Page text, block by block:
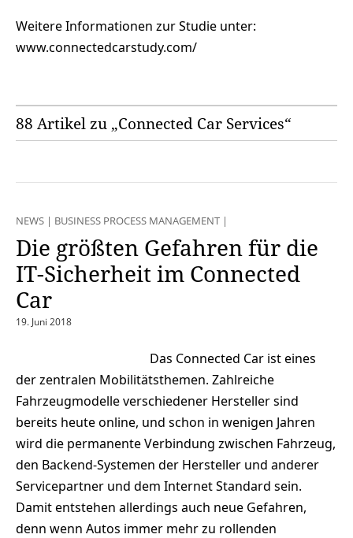
Weitere Informationen zur Studie unter:
www.connectedcarstudy.com/
88 Artikel zu „Connected Car Services“
NEWS | BUSINESS PROCESS MANAGEMENT |
Die größten Gefahren für die
IT-Sicherheit im Connected
Car
19. Juni 2018
Das Connected Car ist eines
der zentralen Mobilitätsthemen. Zahlreiche
Fahrzeugmodelle verschiedener Hersteller sind
bereits heute online, und schon in wenigen Jahren
wird die permanente Verbindung zwischen Fahrzeug,
den Backend-Systemen der Hersteller und anderer
Servicepartner und dem Internet Standard sein.
Damit entstehen allerdings auch neue Gefahren,
denn wenn Autos immer mehr zu rollenden